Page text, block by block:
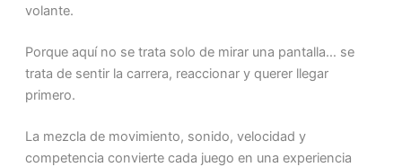
volante.
Porque aquí no se trata solo de mirar una pantalla… se
trata de sentir la carrera, reaccionar y querer llegar
primero.
La mezcla de movimiento, sonido, velocidad y
competencia convierte cada juego en una experiencia